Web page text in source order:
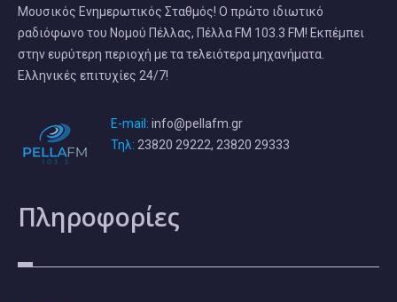
Μουσικός Ενημερωτικός Σταθμός! Ο πρώτο ιδιωτικό
ραδιόφωνο του Νομού Πέλλας, Πέλλα FM 103.3 FM! Εκπέμπει
στην ευρύτερη περιοχή με τα τελειότερα μηχανήματα.
Ελληνικές επιτυχίες 24/7!
E-mail: info@pellafm.gr
Τηλ: 23820 29222, 23820 29333
Πληροφορίες